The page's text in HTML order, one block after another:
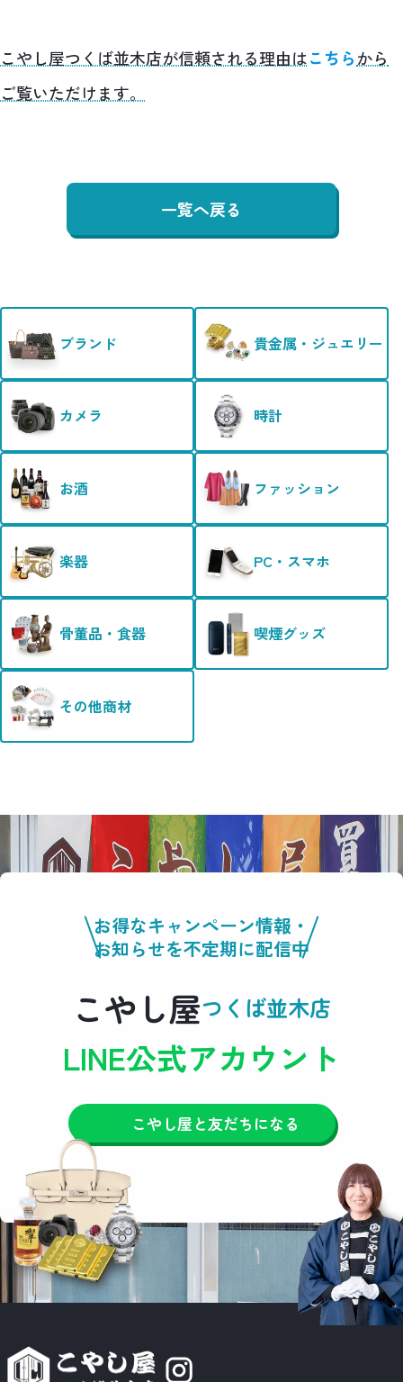
こやし屋つくば並木店が信頼される理由はこちらから
ご覧いただけます。
一覧へ戻る
ブランド 貴金属・ジュエリー
カメラ 時計
お酒 ファッション
楽器 PC・スマホ
骨董品・食器 喫煙グッズ
その他商材
お得なキャンペーン情報・
お知らせを不定期に配信中
こやし屋つくば並木店
LINE公式アカウント
こやし屋と友だちになる